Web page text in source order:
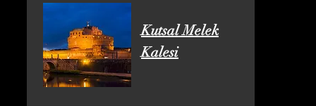
Kutsal Melek
Kalesi